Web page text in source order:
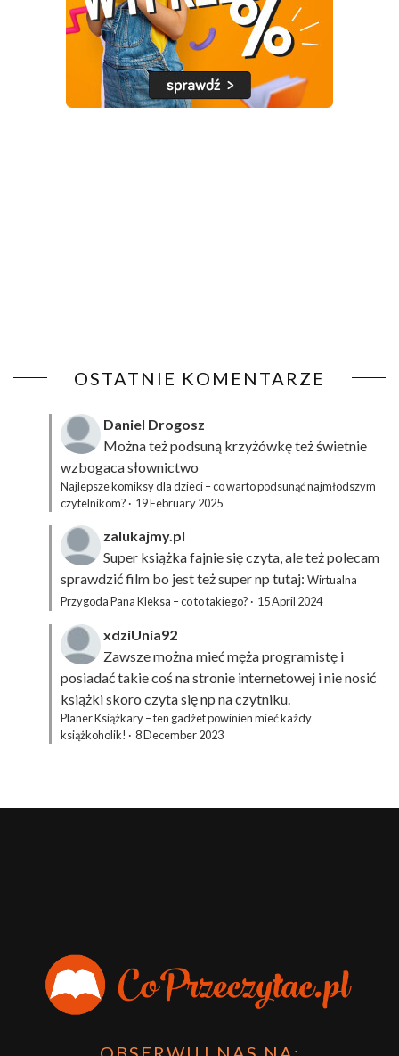
OSTATNIE KOMENTARZE
Daniel Drogosz
Można też podsuną krzyżówkęteż świetnie
wzbogaca słownictwo
Najlepsze komiksy dla dzieci – co warto podsunąć najmłodszym
czytelnikom? · 19 February 2025
zalukajmy.pl
Super książka fajnie się czyta, ale też polecam
sprawdzić film bo jest też super np tutaj: Wirtualna
Przygoda Pana Kleksa – co to takiego? · 15 April 2024
xdziUnia92
Zawsze można mieć męża programistę i
posiadać takie coś na stronie internetowej i nie nosić
książki skoro czyta się np na czytniku.
Planer Książkary – ten gadżet powinien mieć każdy
książkoholik! · 8 December 2023